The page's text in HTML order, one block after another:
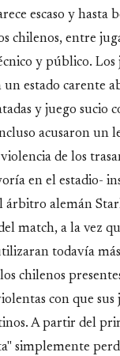
escaso y hasta
chilenos, entre
y público. Los
estado carente
y juego sucio
acusaron un
de los
en el estadio-
alemán
match, a la vez
todavía
chilenos
con que sus
A partir del
simplemente